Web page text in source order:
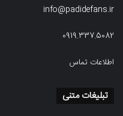
info@padidefans.ir
0919.337.5082
اطلاعات تماس
تبلیغات متنی